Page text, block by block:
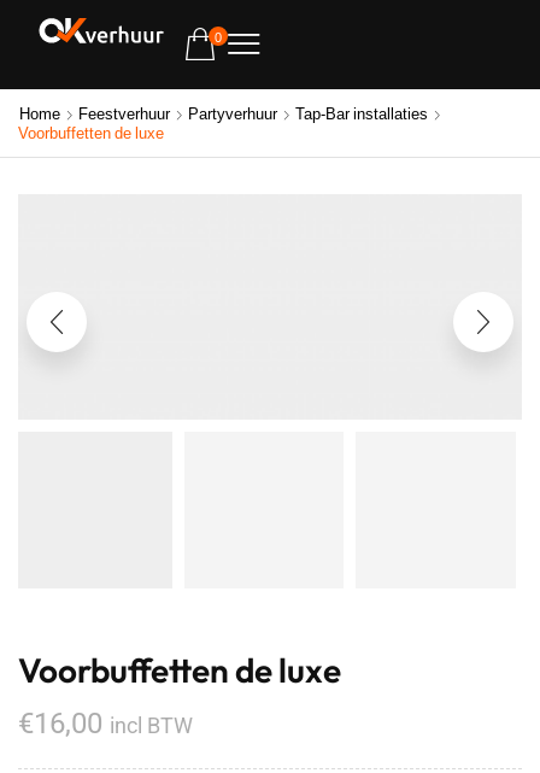
0
Home Feestverhuur Partyverhuur
Tap-Bar installaties
Voorbuffetten de luxe
Voorbuffetten de luxe
€16,00 incl BTW